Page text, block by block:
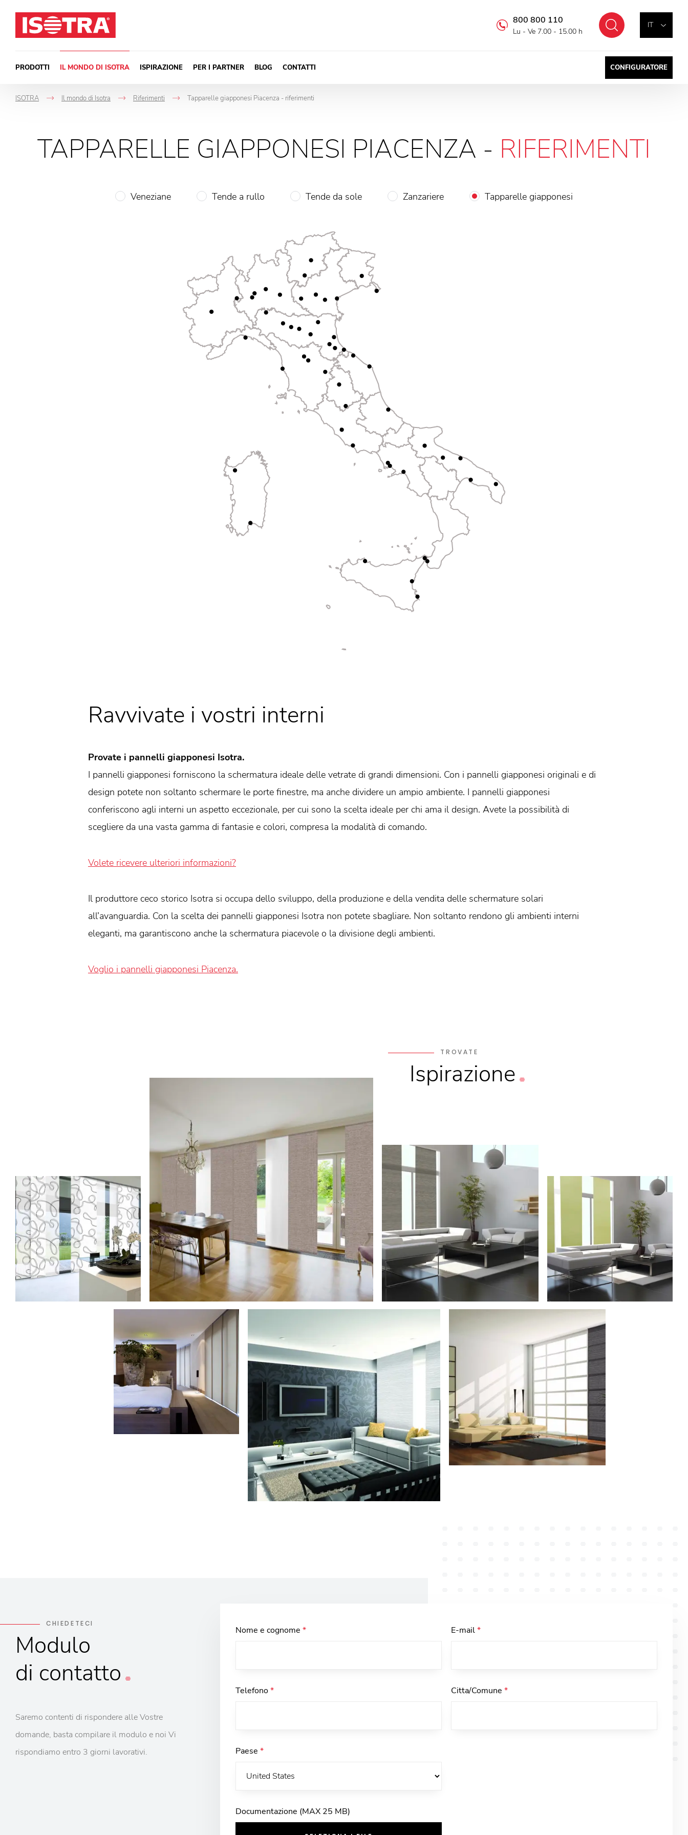
ITCercare
800 800 110
Lu - Ve 7.00 - 15.00 h
PRODOTTI IL MONDO DI ISOTRA ISPIRAZIONE PER I PARTNER BLOG CONTATTI CONFIGURATORE
ISOTRA
->
Il mondo di Isotra
->
Riferimenti
->
Tapparelle giapponesi Piacenza - riferimenti
TAPPARELLE GIAPPONESI PIACENZA - RIFERIMENTI
Veneziane Tende a rullo Tende da sole Zanzariere Tapparelle giapponesi
Ravvivate i vostri interni
Provate i pannelli giapponesi Isotra.
I pannelli giapponesi forniscono la schermatura ideale delle vetrate di grandi dimensioni. Con i pannelli giapponesi originali e di
design potete non soltanto schermare le porte finestre, ma anche dividere un ampio ambiente. I pannelli giapponesi
conferiscono agli interni un aspetto eccezionale, per cui sono la scelta ideale per chi ama il design. Avete la possibilità di
scegliere da una vasta gamma di fantasie e colori, compresa la modalità di comando.
Volete ricevere ulteriori informazioni?
Il produttore ceco storico Isotra si occupa dello sviluppo, della produzione e della vendita delle schermature solari
all’avanguardia. Con la scelta dei pannelli giapponesi Isotra non potete sbagliare. Non soltanto rendono gli ambienti interni
eleganti, ma garantiscono anche la schermatura piacevole o la divisione degli ambienti.
Voglio i pannelli giapponesi Piacenza.
TROVATE
Ispirazione
CHIEDETECI
Modulo
di contatto
Saremo contenti di rispondere alle Vostre
domande, basta compilare il modulo e noi Vi
rispondiamo entro 3 giorni lavorativi.
Nome e cognome * E-mail*
Telefono* Citta/Comune*
Paese *
Documentazione (MAX 25 MB)